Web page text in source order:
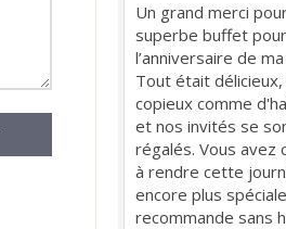
Un grand merci
superbe buffet pour
l’anniversaire de
Tout était
copieux comme
et nos invités se
régalés. Vous avez
à rendre cette
encore plus
recommande sans